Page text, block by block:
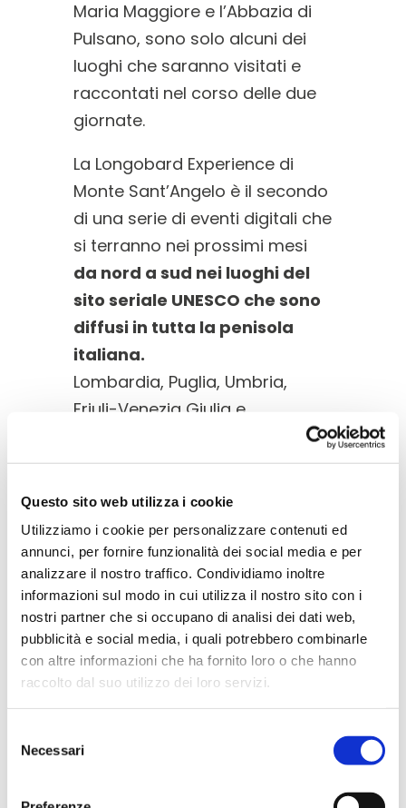
Questo sito web utilizza i cookie
Utilizziamo i cookie per personalizzare contenuti ed
annunci, per fornire funzionalità dei social media e per
analizzare il nostro traffico. Condividiamo inoltre
informazioni sul modo in cui utilizza il nostro sito con i
nostri partner che si occupano di analisi dei dati web,
pubblicità e social media, i quali potrebbero combinarle
con altre informazioni che ha fornito loro o che hanno
raccolto dal suo utilizzo dei loro servizi.
l'informativa sulla
Cookie Policy
delNecessari
Maria Maggiore e l’Abbazia di
Pulsano, sono solo alcuni dei
luoghi che saranno visitati e
raccontati nel corso delle due
giornate.
La Longobard Experience di
Monte Sant’Angelo è il secondo
di una serie di eventi digitali che
si terranno nei prossimi mesi
da nord a sud nei luoghi del
sito seriale UNESCO che sono
diffusi in tutta la penisola
italiana.
Lombardia, Puglia, Umbria,
Friuli-Venezia Giulia e
cinque regioniche ospitanole
del periodo longobardo in
Italia.Chiese e basiliche, musei
e santuari sono gioielli artistici
e architettonici ricchi di fascino
e di tesori inestimabili del
periodo longobardo.
progetto nato creato da una